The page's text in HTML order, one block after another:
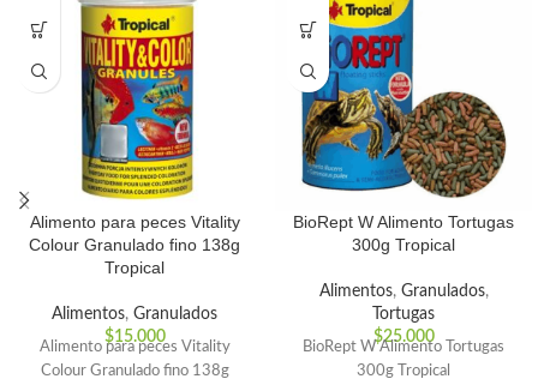
Alimento para peces Vitality
Colour Granulado fino 138g
Tropical
Alimentos, Granulados
$15.000
Alimento para peces Vitality
Colour Granulado fino 138g
BioRept W Alimento Tortugas
300g Tropical
Alimentos, Granulados,
Tortugas
$25.000
BioRept W Alimento Tortugas
300g Tropical